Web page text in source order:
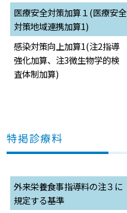
医療安全対策加算１(医療安全
対策地域連携加算1)
感染対策向上加算1(注2指導
強化加算、注3微生物学的検
査体制加算)
特掲診療料
外来栄養食事指導料の注３に
規定する基準